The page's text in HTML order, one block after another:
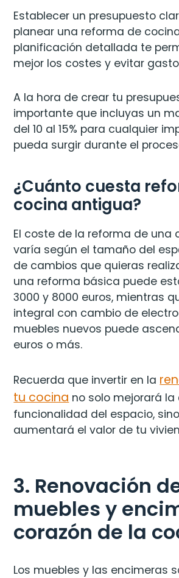
Establecer un presupuesto
planear una reforma de
planificación detallada te
mejor los costes y evitar
A la hora de crear tu
importante que incluyas un
del 10 al 15% para cualquier
pueda surgir durante el
¿Cuánto cuesta
cocina antigua?
El coste de la reforma de una
varía según el tamaño del
de cambios que quieras
una reforma básica puede
3000 y 8000 euros, mientras
integral con cambio de
muebles nuevos puede
euros o más​.
Recuerda que invertir en la
tu cocina no solo mejorará
funcionalidad del espacio,
aumentará el valor de tu
3. Renovación
muebles y
corazón de la
Los muebles y las encimeras